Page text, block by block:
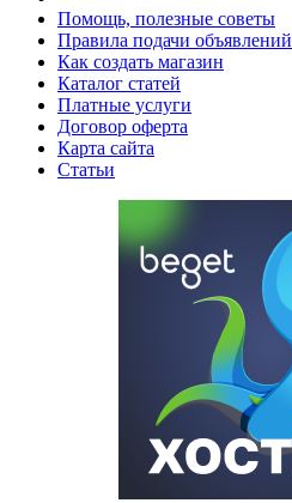
Помощь, полезные советы
Правила подачи объявлений
Как создать магазин
Каталог статей
Платные услуги
Договор оферта
Карта сайта
Статьи